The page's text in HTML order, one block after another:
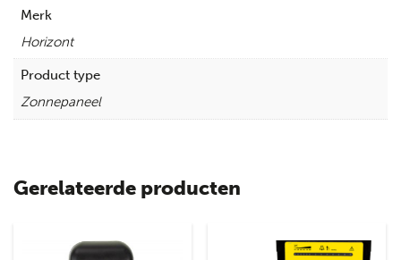
Merk
Horizont
Product type
Zonnepaneel
Gerelateerde producten